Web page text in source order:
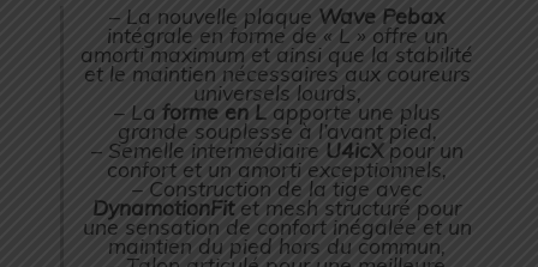
– La nouvelle plaque Wave Pebax
intégrale en forme de « L » offre un
amorti maximum et ainsi que la stabilité
et le maintien nécessaires aux coureurs
universels lourds,
– La forme en Lapporte une plus
grande souplesse à l’avant pied,
– Semelle intermédiaire U4icXpour un
confort et un amorti exceptionnels,
– Construction de la tige avec
DynamotionFitet mesh structuré pour
une sensation de confort inégalée et un
maintien du pied hors du commun,